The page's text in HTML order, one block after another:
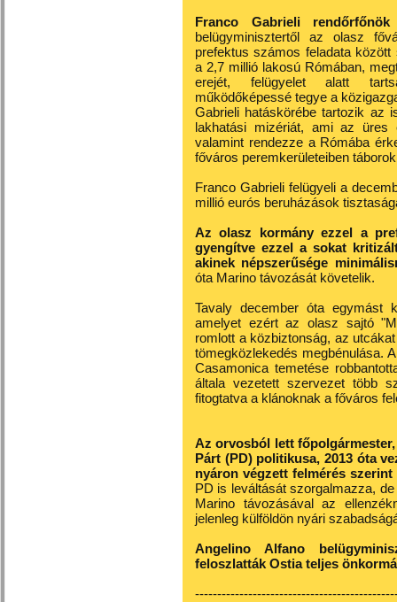
Franco Gabrieli
belügyminisztertől az olasz
prefektus számos feladata
a 2,7 millió lakosú Rómában,
erejét, felügyelet alatt
működőképessé tegye a
Gabrieli hatáskörébe tartozik az
lakhatási mizériát, ami az üres
valamint rendezze a Rómába
főváros peremkerületeiben
Franco Gabrieli felügyeli a
millió eurós beruházások
Az olasz kormány ezzel a
gyengítve ezzel a sokat
akinek népszerűsége
óta Marino távozását követelik.
Tavaly december óta egymást
amelyet ezért az olasz sajtó
romlott a közbiztonság, az
tömegközlekedés megbénulása.
Casamonica temetése
általa vezetett szervezet több
fitogtatva a klánoknak a főváros
Az orvosból lett
Párt (PD) politikusa, 2013 óta
nyáron végzett felmérés
PD is leváltását szorgalmazza,
Marino távozásával az
jelenleg külföldön nyári
Angelino Alfano
feloszlatták Ostia teljes